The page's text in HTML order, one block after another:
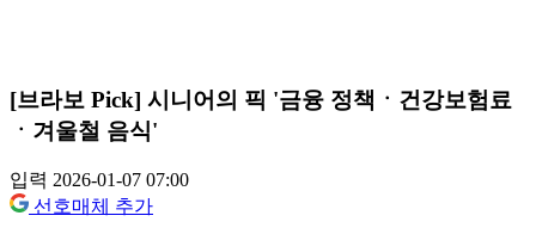
[브라보 Pick] 시니어의 픽 '금융 정책ㆍ건강보험료
ㆍ겨울철 음식'
입력 2026-01-07 07:00
선호매체 추가